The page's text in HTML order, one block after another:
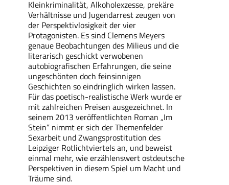
Kleinkriminalität, Alkoholexzesse, prekäre
Verhältnisse und Jugendarrest zeugen von
der Perspektivlosigkeit der vier
Protagonisten. Es sind Clemens Meyers
genaue Beobachtungen des Milieus und die
literarisch geschickt verwobenen
autobiografischen Erfahrungen, die seine
ungeschönten doch feinsinnigen
Geschichten so eindringlich wirken lassen.
Für das poetisch-realistische Werk wurde er
mit zahlreichen Preisen ausgezeichnet. In
seinem 2013 veröffentlichten Roman „Im
Stein“ nimmt er sich der Themenfelder
Sexarbeit und Zwangsprostitution des
Leipziger Rotlichtviertels an, und beweist
einmal mehr, wie erzählenswert ostdeutsche
Perspektiven in diesem Spiel um Macht und
Träume sind.